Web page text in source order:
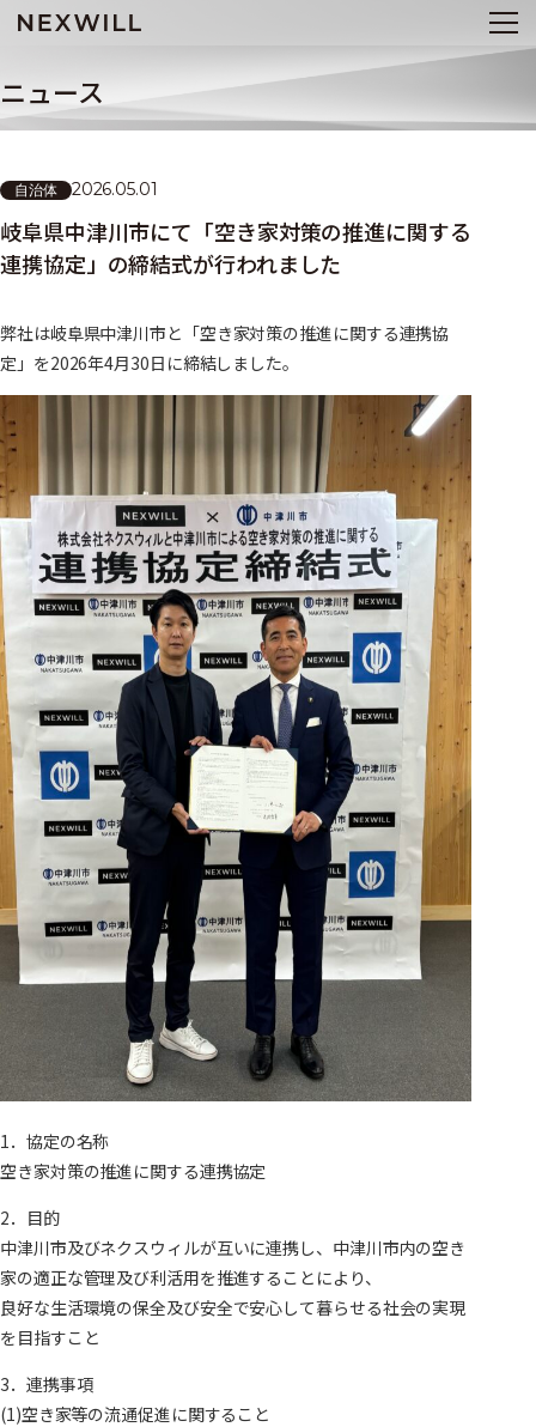
ニュース
自治体 2026.05.01
岐阜県中津川市にて「空き家対策の推進に関する
連携協定」の締結式が行われました
弊社は岐阜県中津川市と「空き家対策の推進に関する連携協
定」を2026年4月30日に締結しました。
1．協定の名称
空き家対策の推進に関する連携協定
2．目的
中津川市及びネクスウィルが互いに連携し、中津川市内の空き
家の適正な管理及び利活用を推進することにより、
良好な生活環境の保全及び安全で安心して暮らせる社会の実現
を目指すこと
3．連携事項
(1)空き家等の流通促進に関すること